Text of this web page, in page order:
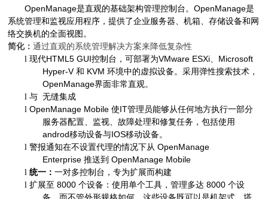
OpenManage是直观的基础架构管理控制台。OpenManage是
系统管理和监视应用程序，提供了企业服务器、机箱、存储设备和网
络交换机的全面视图。
简化：通过直观的系统管理解决方案来降低复杂性
l 现代HTML5 GUI控制台，可部署为VMware ESXi、 Microsoft
Hyper-V和 KVM 环境中的虚拟设备。采用弹性搜索技术，
OpenManage界面非常直观。
l 与 无缝集成
l OpenManage Mobile使IT管理员能够从任何地方执行一部分
服务器配置、监视、故障处理和修复任务，包括使用
androd移动设备与IOS移动设备。
l 警报通知在不设置代理的情况下从 OpenManage
Enterprise 推送到 OpenManage Mobile
l 统一：一对多控制台，专为扩展而构建
l 扩展至 8000个设备：使用单个工具，管理多达 8000个设